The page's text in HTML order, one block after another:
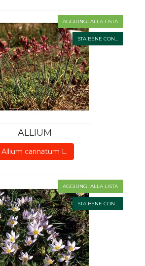
AGGIUNGI ALLA LISTA
STA BENE CON...
ALLIUM
Allium carinatum L.
AGGIUNGI ALLA LISTA
STA BENE CON...